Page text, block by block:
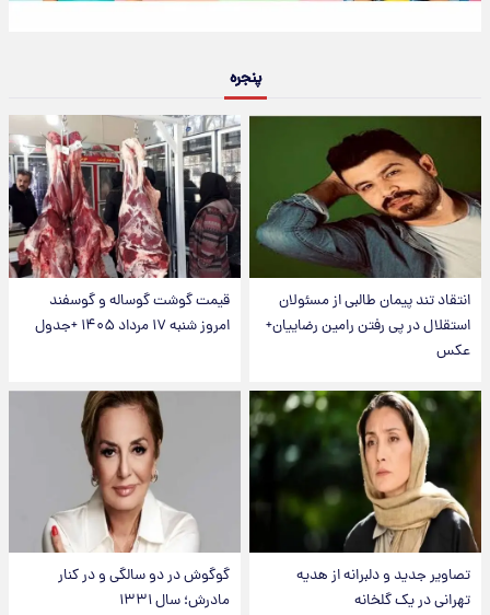
پنجره
انتقاد تند پیمان طالبی از مسئولان
استقلال در پی رفتن رامین رضاییان+
عکس
قیمت گوشت گوساله و گوسفند
امروز شنبه ۱۷ مرداد ۱۴۰۵ +جدول
تصاویر جدید و دلبرانه از هدیه
تهرانی در یک گلخانه
گوگوش در دو سالگی و در کنار
مادرش؛ سال ۱۳۳۱